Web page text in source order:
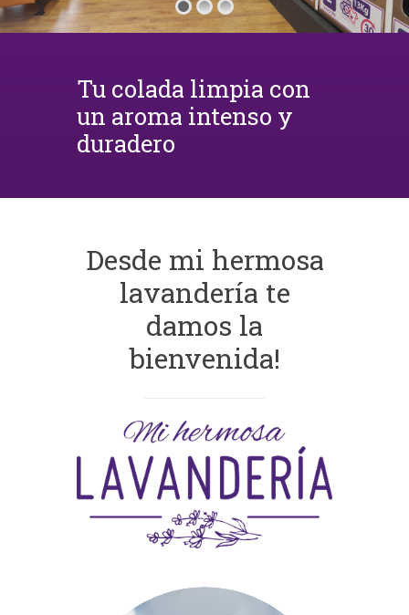
Tu colada limpia con
un aroma intenso y
duradero
Desde mi hermosa
lavandería te
damos la
bienvenida!